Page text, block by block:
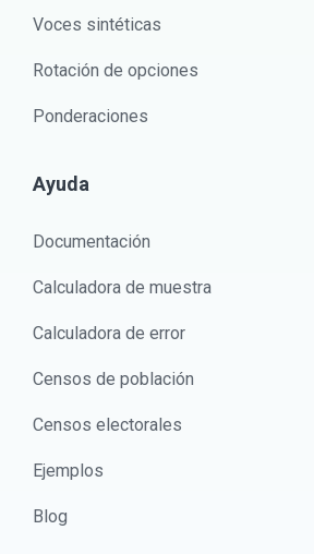
Voces sintéticas
Rotación de opciones
Ponderaciones
Ayuda
Documentación
Calculadora de muestra
Calculadora de error
Censos de población
Censos electorales
Ejemplos
Blog